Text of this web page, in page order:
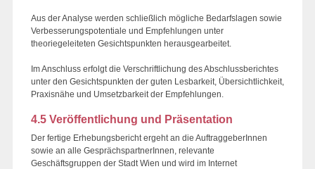
Aus der Analyse werden schließlich mögliche Bedarfslagen sowie
Verbesserungspotentiale und Empfehlungen unter
theoriegeleiteten Gesichtspunkten herausgearbeitet.
Im Anschluss erfolgt die Verschriftlichung des Abschlussberichtes
unter den Gesichtspunkten der guten Lesbarkeit, Übersichtlichkeit,
Praxisnähe und Umsetzbarkeit der Empfehlungen.
4.5 Veröffentlichung und Präsentation
Der fertige Erhebungsbericht ergeht an die AuftraggeberInnen
sowie an alle GesprächspartnerInnen, relevante
Geschäftsgruppen der Stadt Wien und wird im Internet